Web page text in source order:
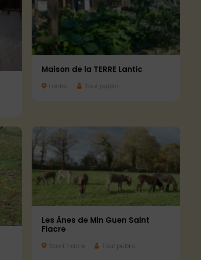
Maison de la TERRE Lantic
Lantic Tout public
Les Ânes de Min Guen Saint
Fiacre
Saint Fiacre Tout public